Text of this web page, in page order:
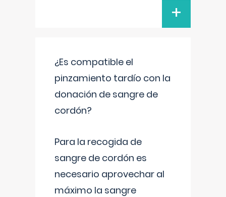
+
¿Es compatible el
pinzamiento tardío con la
donación de sangre de
cordón?
Para la recogida de
sangre de cordón es
necesario aprovechar al
máximo la sangre